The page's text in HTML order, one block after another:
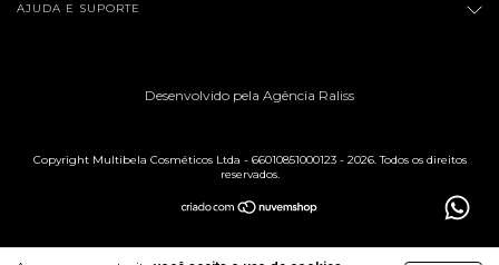
AJUDA E SUPORTE
Desenvolvido pela Agência Raliss
Copyright Multibela Cosméticos Ltda - 66010851000123 - 2026. Todos os direitos
reservados.